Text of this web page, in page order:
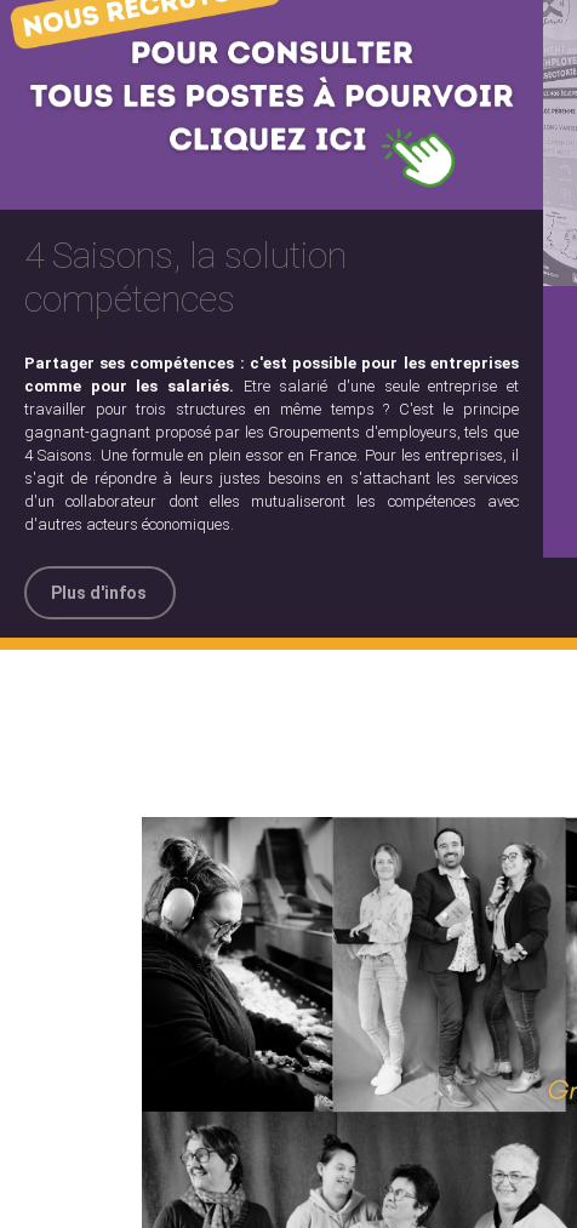
4 Saisons, la solution
compétences
Partager ses compétences : c'est possible pour les entreprises
comme pour les salariés. Etre salarié d'une seule entreprise et
travailler pour trois structures en même temps ? C'est le principe
gagnant-gagnant proposé par les Groupements d'employeurs, tels que
4 Saisons. Une formule en plein essor en France. Pour les entreprises, il
s'agit de répondre à leurs justes besoins en s'attachant les services
d'un collaborateur dont elles mutualiseront les compétences avec
d'autres acteurs économiques.
Plus d'infos